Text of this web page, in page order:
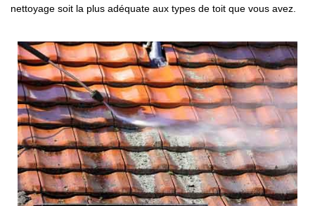
nettoyage soit la plus adéquate aux types de toit que vous avez.